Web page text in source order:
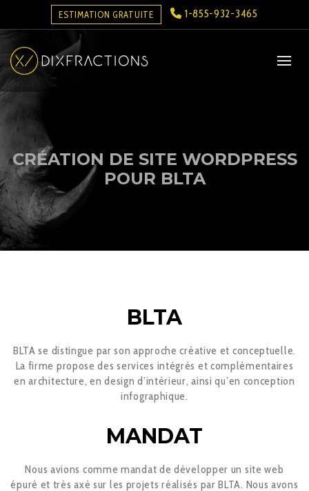
ESTIMATION GRATUITE 1-855-932-3465
CRÉATION DE SITE WORDPRESS
POUR BLTA
BLTA
BLTA se distingue par son approche créative et conceptuelle.
La firme propose des services intégrés et complémentaires
en architecture, en design d’intérieur, ainsi qu’en conception
infographique.
MANDAT
Nous avions comme mandat de développer un site web
épuré et très axé sur les projets réalisés par BLTA. Nous avons